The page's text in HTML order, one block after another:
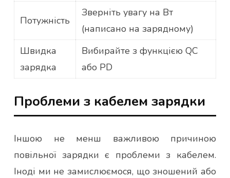
Потужність
Зверніть увагу на Вт
(написано на зарядному)
Швидка
зарядка
Вибирайте з функцією QC
або PD
Проблеми з кабелем зарядки
Іншою не менш важливою причиною
повільної зарядки є проблеми з кабелем.
Іноді ми не замислюємося, що зношений або